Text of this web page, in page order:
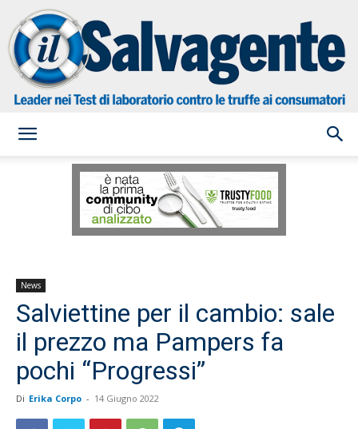
Salvagente
News
Salviettine per il cambio: sale
il prezzo ma Pampers fa
pochi “Progressi”
Di Erika Corpo - 14 Giugno 2022